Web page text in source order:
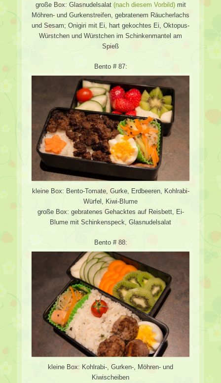
große Box: Glasnudelsalat (nach diesem Vorbild)mit
Möhren- und Gurkenstreifen, gebratenem Räucherlachs
und Sesam; Onigiri mit Ei, hart gekochtes Ei, Oktopus-
Würstchen und Würstchen im Schinkenmantel am
Spieß
Bento # 87:
kleine Box: Bento-Tomate, Gurke, Erdbeeren, Kohlrabi-
Würfel, Kiwi-Blume
große Box: gebratenes Gehacktes auf Reisbett, Ei-
Blume mit Schinkenspeck, Glasnudelsalat
Bento # 88:
kleine Box: Kohlrabi-, Gurken-, Möhren- und
Kiwischeiben